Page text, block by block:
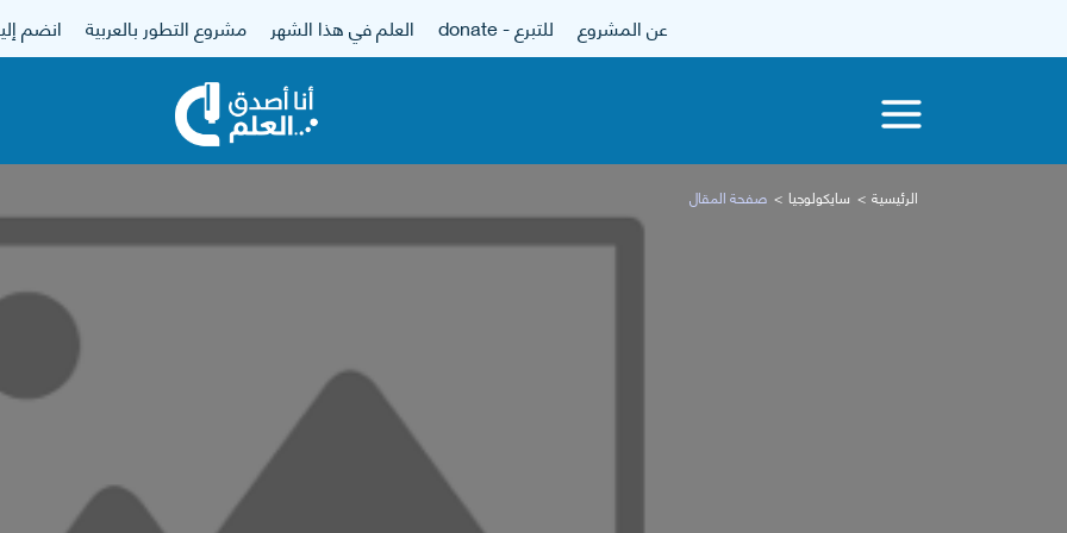
عن المشروع للتبرع - donate العلم في هذا الشهر مشروع التطور بالعربية انضم
الرئيسية سايكولوجيا صفحة المقال